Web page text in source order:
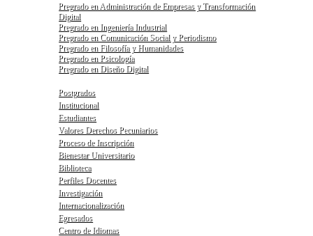
Pregrado en Administración de Empresas y Transformación
Digital
Pregrado en Ingeniería Industrial
Pregrado en Comunicación Social y Periodismo
Pregrado en Filosofía y Humanidades
Pregrado en Psicología
Pregrado en Diseño Digital
Postgrados
Institucional
Estudiantes
Valores Derechos Pecuniarios
Proceso de Inscripción
Bienestar Universitario
Biblioteca
Perfiles Docentes
Investigación
Internacionalización
Egresados
Centro de Idiomas